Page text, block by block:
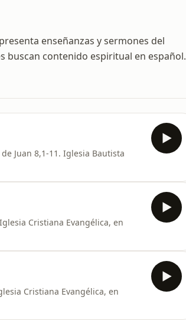
enseñanzas y sermones del
buscan contenido espiritual en español.
Juan 8,1-11. Iglesia Bautista
Cristiana Evangélica, en
Cristiana Evangélica, en